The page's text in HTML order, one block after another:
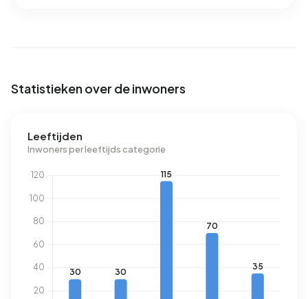
Statistieken over de inwoners
Leeftijden
Inwoners per leeftijds categorie